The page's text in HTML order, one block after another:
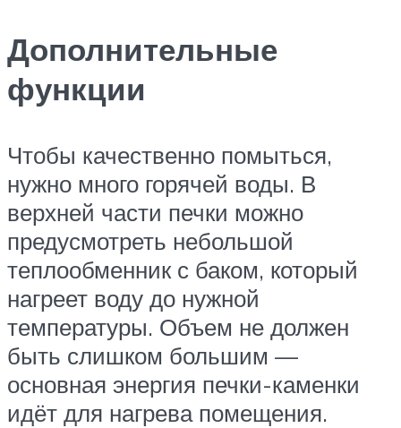
Дополнительные
функции
Чтобы качественно помыться,
нужно много горячей воды. В
верхней части печки можно
предусмотреть небольшой
теплообменник с баком, который
нагреет воду до нужной
температуры. Объем не должен
быть слишком большим —
основная энергия печки-каменки
идёт для нагрева помещения.